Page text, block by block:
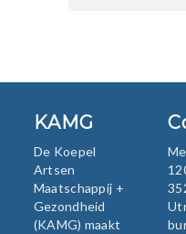
KAMG
De Koepel
Artsen
Maatschappij +
Gezondheid
(KAMG) maakt